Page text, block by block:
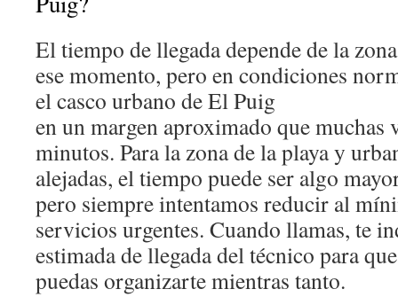
El tiempo de llegada depende de la
ese momento, pero en condiciones
el casco urbano de El Puig
en un margen aproximado que muchas
minutos. Para la zona de la playa y
alejadas, el tiempo puede ser algo
pero siempre intentamos reducir al
servicios urgentes. Cuando llamas, te
estimada de llegada del técnico para que
puedas organizarte mientras tanto.